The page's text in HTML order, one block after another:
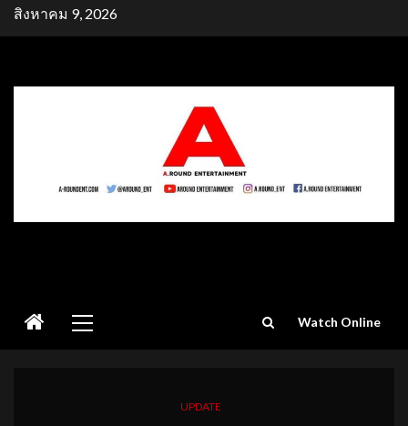
Skipสิงหาคม 9, 2026
Menu
Watch Online
UPDATE